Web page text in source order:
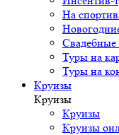
На
Свадебные
Туры на
Туры на
Круизы
Круизы
Круизы
Круизы